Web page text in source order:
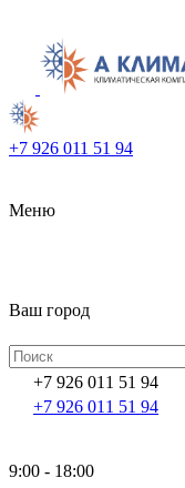
+7 926 011 51 94
Меню
Ваш город
+7 926 011 51 94
+7 926 011 51 94
9:00 - 18:00